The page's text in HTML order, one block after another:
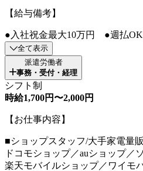
【給与備考】
●入社祝金最大10万円 ●週払
全て表示
派遣労働者
事務・受付・経理
シフト制
時給1,700円〜2,000円
【お仕事内容】
■ショップスタッフ/大手家電量
ドコモショップ／auショップ／
楽天モバイルショップ／ワイモ